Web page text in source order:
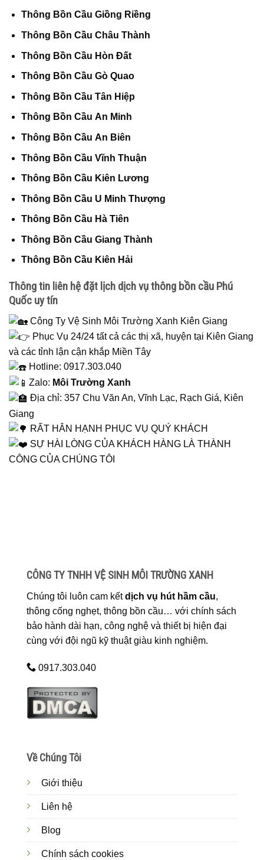
Thông Bồn Cầu Giồng Riềng
Thông Bồn Cầu Châu Thành
Thông Bồn Cầu Hòn Đất
Thông Bồn Cầu Gò Quao
Thông Bồn Cầu Tân Hiệp
Thông Bồn Cầu An Minh
Thông Bồn Cầu An Biên
Thông Bồn Cầu Vĩnh Thuận
Thông Bồn Cầu Kiên Lương
Thông Bồn Cầu U Minh Thượng
Thông Bồn Cầu Hà Tiên
Thông Bồn Cầu Giang Thành
Thông Bồn Cầu Kiên Hải
Thông tin liên hệ đặt lịch dịch vụ thông bồn cầu Phú
Quốc uy tín
Công Ty Vệ Sinh Môi Trường Xanh Kiên Giang
Phục Vụ 24/24 tất cả các thị xã, huyện tại Kiên Giang
và các tỉnh lận cận khắp Miền Tây
Hotline: 0917.303.040
Zalo: Môi Trường Xanh
Địa chỉ: 357 Chu Văn An, Vĩnh Lạc, Rạch Giá, Kiên
Giang
RẤT HÂN HẠNH PHỤC VỤ QUÝ KHÁCH
SỰ HÀI LÒNG CỦA KHÁCH HÀNG LÀ THÀNH
CÔNG CỦA CHÚNG TÔI
CÔNG TY TNHH VỆ SINH MÔI TRƯỜNG XANH
Chúng tôi luôn cam kếtdịch vụ hút hầm cầu,
thông cống nghẹt, thông bồn cầu… với chính sách
bảo hành dài hạn, công nghệ và thiết bị hiện đại
cùng với đội ngũ kỹ thuật giàu kinh nghiệm.
0917.303.040
Về Chúng Tôi
Giới thiệu
Liên hệ
Blog
Chính sách cookies